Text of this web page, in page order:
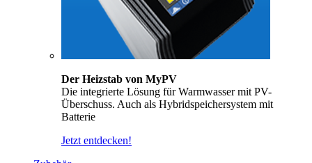
Der Heizstab von MyPV
Die integrierte Lösung für Warmwasser mit PV-
Überschuss. Auch als Hybridspeichersystem mit
Batterie
Jetzt entdecken!